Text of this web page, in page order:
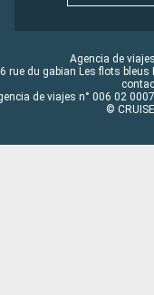
Agencia de
rue du gabian Les flots
de viajes n° 006 02
©